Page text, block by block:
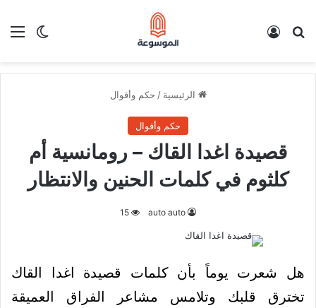
الوضع بحث عن
الرئيسية / حكم وأقوال
حكم وأقوال
قصيدة اغدا القاك – رومانسية أم
كلثوم في كلمات الحنين والانتظار
auto auto
15
هل شعرت يوماً بأن كلمات قصيدة اغدا القاك
تخترق قلبك وتلامس مشاعر الفراق العميقة